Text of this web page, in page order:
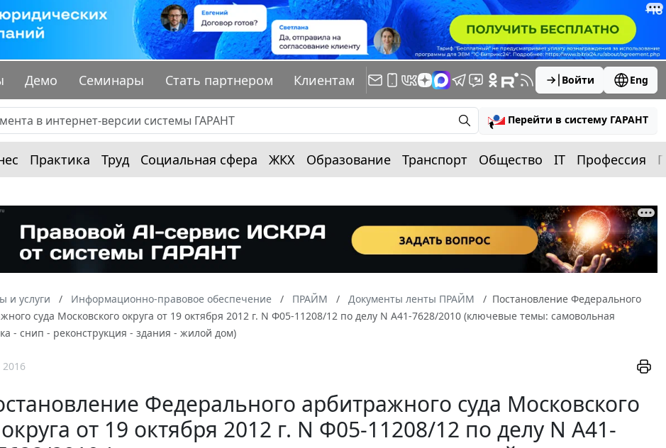
Демо Семинары Стать партнером Клиентам Войти Eng
Перейти в систему ГАРАНТ
Практика Труд Социальная сфера ЖКХ Образование Транспорт Общество IT Профессия
и услуги Информационно-правовое обеспечение ПРАЙМ Документы ленты ПРАЙМ
Постановление Федерального
суда Московского округа от 19 октября 2012 г. N Ф05-11208/12 по делу N А41-7628/2010 (ключевые темы: самовольная
- снип - реконструкция - здания - жилой дом)
Федерального арбитражного суда Московского
округа от 19 октября 2012 г. N Ф05-11208/12 по делу N А41-